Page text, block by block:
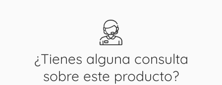
¿Tienes alguna consulta
sobre este producto?